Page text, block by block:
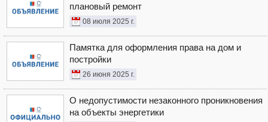
плановый ремонт
08 июля 2025 г.
Памятка для оформления права на дом и
постройки
26 июня 2025 г.
О недопустимости незаконного проникновения
на объекты энергетики